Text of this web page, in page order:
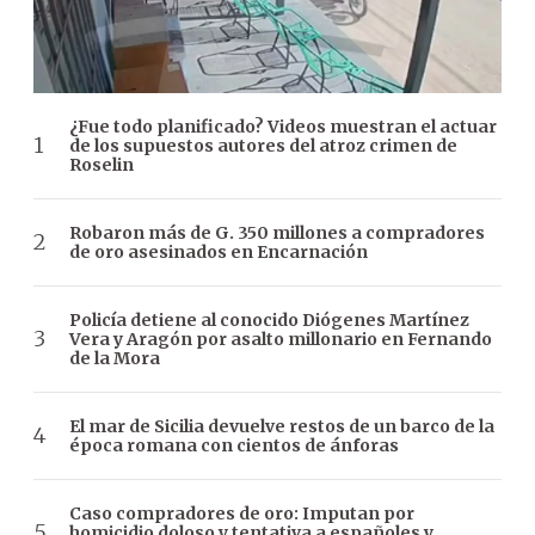
¿Fue todo planificado? Videos muestran el actuar
de los supuestos autores del atroz crimen de
Roselin
Robaron más de G. 350 millones a compradores
de oro asesinados en Encarnación
Policía detiene al conocido Diógenes Martínez
Vera y Aragón por asalto millonario en Fernando
de la Mora
El mar de Sicilia devuelve restos de un barco de la
época romana con cientos de ánforas
Caso compradores de oro: Imputan por